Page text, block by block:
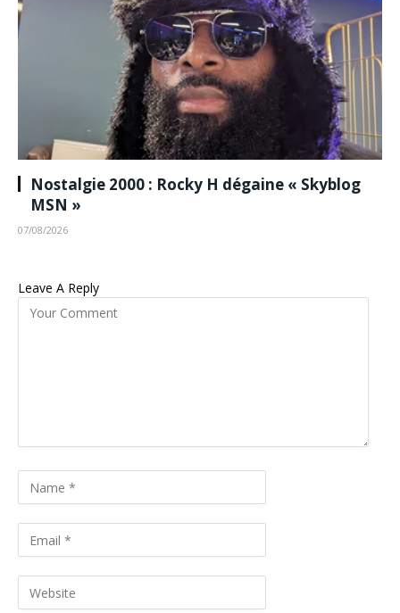
Nostalgie 2000 : Rocky H dégaine « Skyblog
MSN »
07/08/2026
Leave A Reply